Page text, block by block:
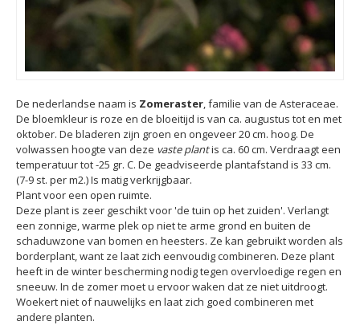
De nederlandse naam is Zomeraster, familie van de Asteraceae.
De bloemkleur is roze en de bloeitijd is van ca. augustus tot en met
oktober. De bladeren zijn groen en ongeveer 20 cm. hoog. De
volwassen hoogte van deze vaste plantis ca. 60 cm. Verdraagt een
temperatuur tot -25 gr. C. De geadviseerde plantafstand is 33 cm.
(7-9 st. per m2.) Is matig verkrijgbaar.
Plant voor een open ruimte.
Deze plant is zeer geschikt voor 'de tuin op het zuiden'. Verlangt
een zonnige, warme plek op niet te arme grond en buiten de
schaduwzone van bomen en heesters. Ze kan gebruikt worden als
borderplant, want ze laat zich eenvoudig combineren. Deze plant
heeft in de winter bescherming nodig tegen overvloedige regen en
sneeuw. In de zomer moet u ervoor waken dat ze niet uitdroogt.
Woekert niet of nauwelijks en laat zich goed combineren met
andere planten.